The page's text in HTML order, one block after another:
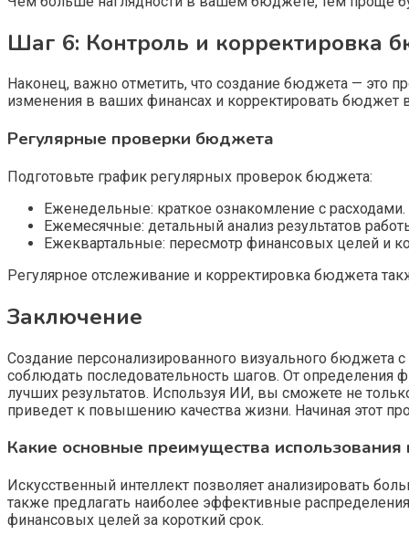
Шаг 6: Контроль и корректировка
Наконец, важно отметить, что создание бюджета — это
изменения в ваших финансах и корректировать бюджет
Регулярные проверки бюджета
Подготовьте график регулярных проверок бюджета:
Еженедельные: краткое ознакомление с расходами.
Ежемесячные: детальный анализ результатов
Ежеквартальные: пересмотр финансовых целей и
Регулярное отслеживание и корректировка бюджета
Заключение
Создание персонализированного визуального бюджета
соблюдать последовательность шагов. От
лучших результатов. Используя ИИ, вы сможете не
приведет к повышению качества жизни. Начиная этот
Какие основные преимущества использования
Искусственный интеллект позволяет анализировать
также предлагать наиболее эффективные
финансовых целей за короткий срок.